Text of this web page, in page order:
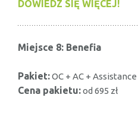
DOWIEDZ SIĘ WIĘCEJ!
Miejsce 8: Benefia
Pakiet:OC + AC + Assistance
Cena pakietu:od 695 zł